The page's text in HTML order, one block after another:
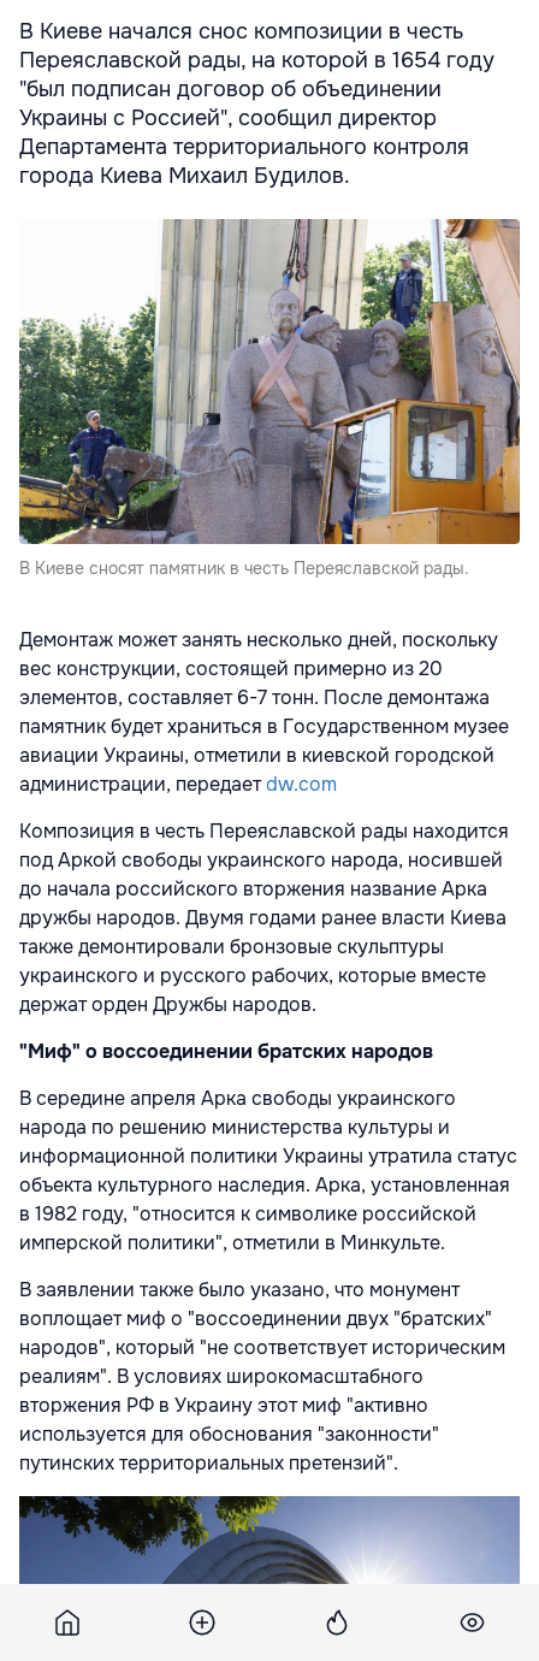
В Киеве начался снос композиции в честь
Переяславской рады, на которой в 1654 году
"был подписан договор об объединении
Украины с Россией", сообщил директор
Департамента территориального контроля
города Киева Михаил Будилов.
В Киеве сносят памятник в честь Переяславской рады.
Демонтаж может занять несколько дней, поскольку
вес конструкции, состоящей примерно из 20
элементов, составляет 6-7 тонн. После демонтажа
памятник будет храниться в Государственном музее
авиации Украины, отметили в киевской городской
администрации, передаетdw.com
Композиция в честь Переяславской рады находится
под Аркой свободы украинского народа, носившей
до начала российского вторжения название Арка
дружбы народов. Двумя годами ранее власти Киева
также демонтировали бронзовые скульптуры
украинского и русского рабочих, которые вместе
держат орден Дружбы народов.
"Миф" о воссоединении братских народов
В середине апреля Арка свободы украинского
народа по решению министерства культуры и
информационной политики Украины утратила статус
объекта культурного наследия. Арка, установленная
в 1982 году, "относится к символике российской
имперской политики", отметили в Минкульте.
В заявлении также было указано, что монумент
воплощает миф о "воссоединении двух "братских"
народов", который "не соответствует историческим
реалиям". В условиях широкомасштабного
вторжения РФ в Украину этот миф "активно
используется для обоснования "законности"
путинских территориальных претензий".